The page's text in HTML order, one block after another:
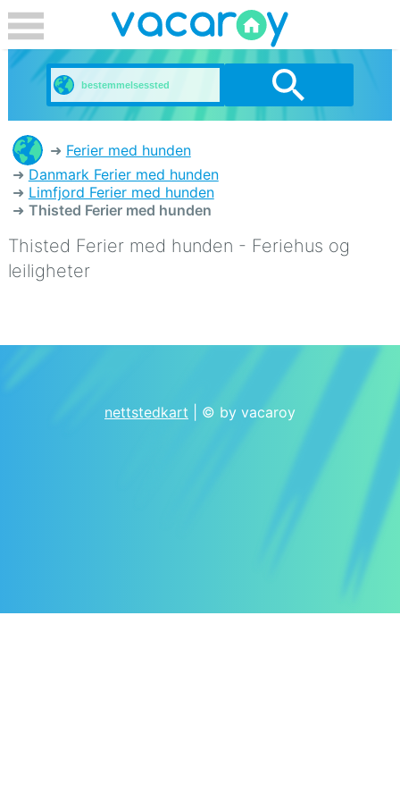
Ferier med hunden
Danmark Ferier med hunden
Limfjord Ferier med hunden
Thisted Ferier med hunden
Thisted Ferier med hunden - Feriehus og
leiligheter
nettstedkart | © by vacaroy